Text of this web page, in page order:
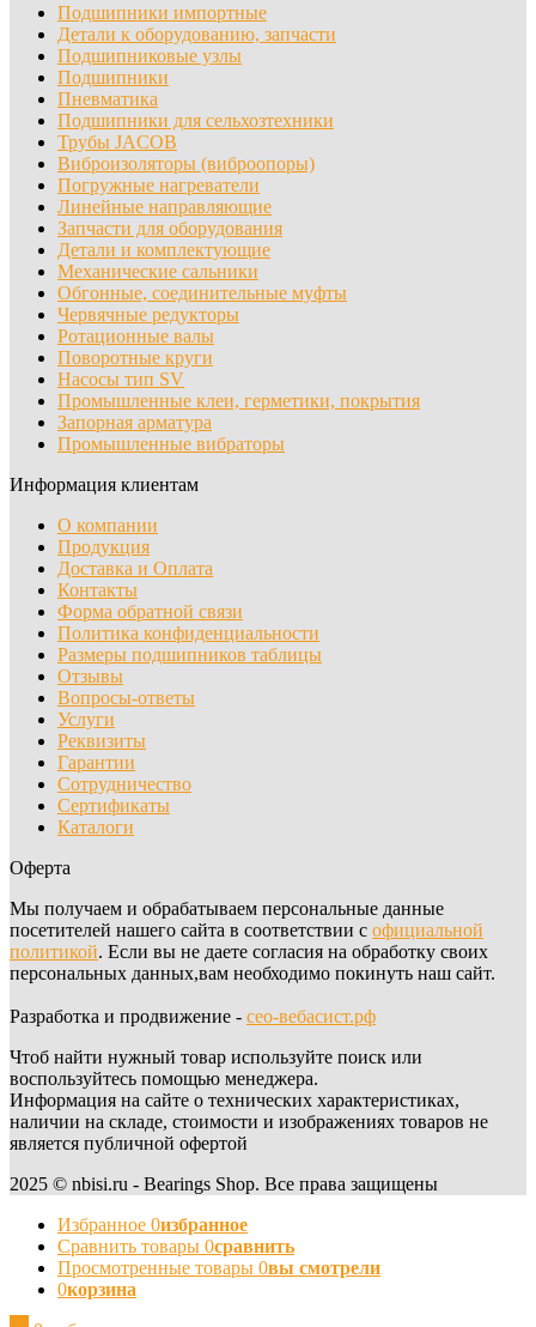
Подшипники импортные
Детали к оборудованию, запчасти
Подшипниковые узлы
Подшипники
Пневматика
Подшипники для сельхозтехники
Трубы JACOB
Виброизоляторы (виброопоры)
Погружные нагреватели
Линейные направляющие
Запчасти для оборудования
Детали и комплектующие
Механические сальники
Обгонные, соединительные муфты
Червячные редукторы
Ротационные валы
Поворотные круги
Насосы тип SV
Промышленные клеи, герметики, покрытия
Запорная арматура
Промышленные вибраторы
Информация клиентам
О компании
Продукция
Доставка и Оплата
Контакты
Форма обратной связи
Политика конфиденциальности
Размеры подшипников таблицы
Отзывы
Вопросы-ответы
Услуги
Реквизиты
Гарантии
Сотрудничество
Сертификаты
Каталоги
Оферта
Мы получаем и обрабатываем персональные данные
посетителей нашего сайта в соответствии с официальной
политикой. Если вы не даете согласия на обработку своих
персональных данных,вам необходимо покинуть наш сайт.
Разработка и продвижение - сео-вебасист.рф
Чтоб найти нужный товар используйте поиск или
воспользуйтесь помощью менеджера.
Информация на сайте о технических характеристиках,
наличии на складе, стоимости и изображениях товаров не
является публичной офертой
2025 © nbisi.ru - Bearings Shop. Все права защищены
Избранное 0избранное
Сравнить товары 0сравнить
Просмотренные товары 0вы смотрели
0корзина